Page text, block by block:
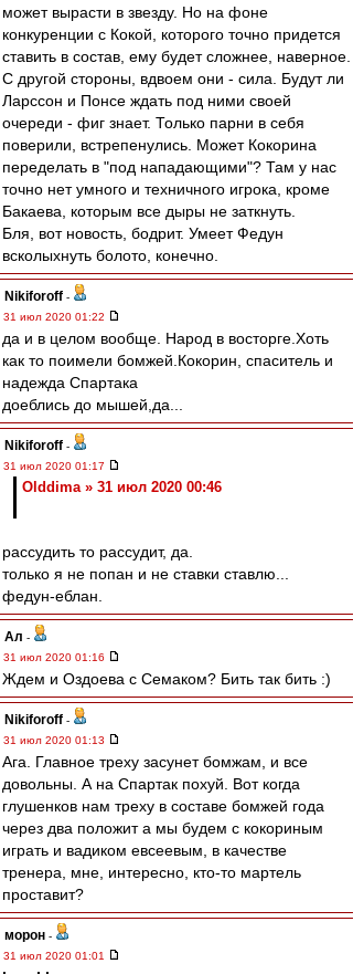
может вырасти в звезду. Но на фоне
конкуренции с Кокой, которого точно придется
ставить в состав, ему будет сложнее, наверное.
С другой стороны, вдвоем они - сила. Будут ли
Ларссон и Понсе ждать под ними своей
очереди - фиг знает. Только парни в себя
поверили, встрепенулись. Может Кокорина
переделать в "под нападающими"? Там у нас
точно нет умного и техничного игрока, кроме
Бакаева, которым все дыры не заткнуть.
Бля, вот новость, бодрит. Умеет Федун
всколыхнуть болото, конечно.
Nikiforoff -
31 июл 2020 01:22
да и в целом вообще. Народ в восторге.Хоть
как то поимели бомжей.Кокорин, спаситель и
надежда Спартака
доеблись до мышей,да...
Nikiforoff -
31 июл 2020 01:17
Olddima » 31 июл 2020 00:46
рассудить то рассудит, да.
только я не попан и не ставки ставлю...
федун-еблан.
Ал -
31 июл 2020 01:16
Ждем и Оздоева с Семаком? Бить так бить :)
Nikiforoff -
31 июл 2020 01:13
Ага. Главное треху засунет бомжам, и все
довольны. А на Спартак похуй. Вот когда
глушенков нам треху в составе бомжей года
через два положит а мы будем с кокориным
играть и вадиком евсеевым, в качестве
тренера, мне, интересно, кто-то мартель
проставит?
морон -
31 июл 2020 01:01